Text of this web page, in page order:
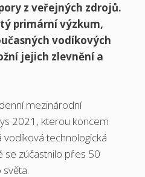
z veřejných zdrojů.
primární výzkum,
vodíkových
jejich zlevnění a
mezinárodní
2021, kterou koncem
technologická
se zúčastnilo přes 50